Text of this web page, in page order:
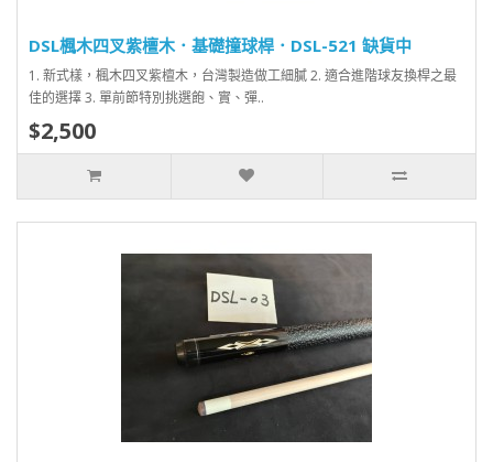
DSL楓木四叉紫檀木．基礎撞球桿．DSL-521 缺貨中
1. 新式樣，楓木四叉紫檀木，台灣製造做工細膩 2. 適合進階球友換桿之最
佳的選擇 3. 單前節特別挑選飽、實、彈..
$2,500